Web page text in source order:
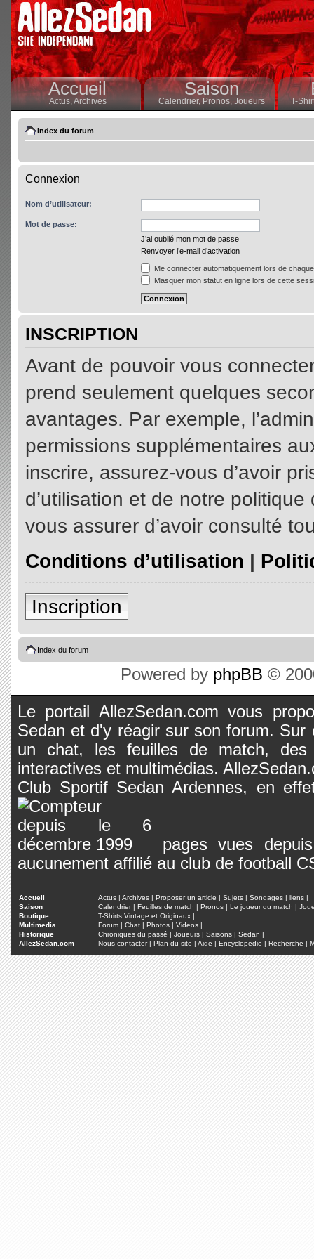
Accueil
Actus,Archives
Saison
Calendrier,Pronos, Joueurs T-
Index du forum
Connexion
Nom d’utilisateur:
Mot de passe:
J’ai oublié mon mot de passe
Renvoyer l’e-mail d’activation
Me connecter automatiquement lors de
Masquer mon statut en ligne lors de cette
INSCRIPTION
Avant de pouvoir vous
prend seulement quelques
avantages. Par exemple,
permissions supplémentaires
inscrire, assurez-vous d’avoir
d’utilisation et de notre
vous assurer d’avoir consulté
Conditions d’utilisation |
Inscription
Index du forum
Powered by phpBB ©
Le portail AllezSedan.com vous
Sedan et d'y réagir sur son forum.
un chat, les feuilles de match, des
interactives et multimédias.
Club Sportif Sedan Ardennes, en
pages vues
aucunement affilié au club de football
Accueil Actus | Archives | Proposer un article | Sujets | Sondages | liens |
Saison
Calendrier| Feuilles de match | Pronos | Le joueur du match |
Boutique
T-Shirts Vintage et Originaux |
Multimedia
Forum | Chat | Photos | Videos |
Historique
Chroniques du passé | Joueurs | Saisons | Sedan |
AllezSedan.com
Nous contacter| Plan du site | Aide | Encyclopedie | Recherche |